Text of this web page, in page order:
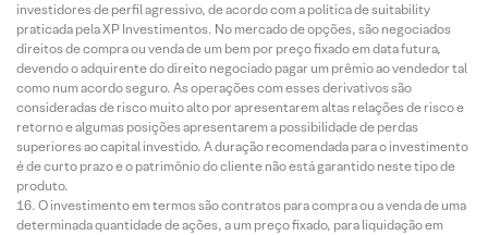
investidores de perfil agressivo, de acordo com a política de suitability
praticada pela XP Investimentos. No mercado de opções, são negociados
direitos de compra ou venda de um bem por preço fixado em data futura,
devendo o adquirente do direito negociado pagar um prêmio ao vendedor tal
como num acordo seguro. As operações com esses derivativos são
consideradas de risco muito alto por apresentarem altas relações de risco e
retorno e algumas posições apresentarem a possibilidade de perdas
superiores ao capital investido. A duração recomendada para o investimento
é de curto prazo e o patrimônio do cliente não está garantido neste tipo de
produto.
O investimento em termos são contratos para compra ou a venda de uma
determinada quantidade de ações, a um preço fixado, para liquidação em